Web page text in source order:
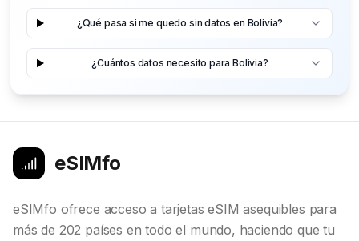
¿Qué pasa si me quedo sin datos en Bolivia?
¿Cuántos datos necesito para Bolivia?
eSIMfo
eSIMfo ofrece acceso a tarjetas eSIM asequibles para
más de 202 países en todo el mundo, haciendo que tu